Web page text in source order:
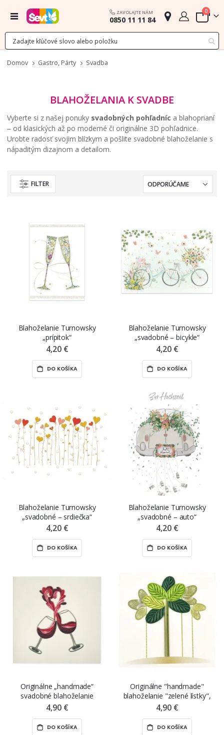
Menu ZAVOLAJTE NÁM
0850 11 11 84 Cart
0
Domov Gastro, Párty Svadba
BLAHOŽELANIA K SVADBE
Vyberte si z našej ponuky svadobných pohľadníc a blahoprianí
– od klasických až po moderné či originálne 3D pohľadnice.
Urobte radosť svojim blízkym a pošlite svadobné blahoželanie s
nápaditým dizajnom a detailom.
FILTER
Blahoželanie Turnowsky
„prípitok“
4,20 €
DO KOŠÍKA
Blahoželanie Turnowsky
„svadobné – bicykle“
4,20 €
DO KOŠÍKA
Blahoželanie Turnowsky
„svadobné – srdiečka“
4,20 €
DO KOŠÍKA
Blahoželanie Turnowsky
„svadobné – auto“
4,20 €
DO KOŠÍKA
Originálne „handmade“
svadobné blahoželanie
„prípitok“, 15 x 15 cm
4,90 €
DO KOŠÍKA
Originálne "handmade"
blahoželanie "zelené lístky",
rozmer 15 x 15 cm
4,90 €
DO KOŠÍKA